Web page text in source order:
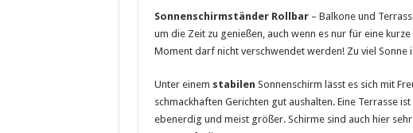
Sonnenschirmständer Rollbar– Balkone und
um die Zeit zu genießen, auch wenn es nur für eine
Moment darf nicht verschwendet werden! Zu viel Sonne
Unter einem stabilen Sonnenschirm lässt es sich mit
schmackhaften Gerichten gut aushalten. Eine Terrasse
ebenerdig und meist größer. Schirme sind auch hier sehr